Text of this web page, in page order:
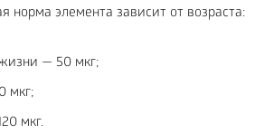
норма элемента зависит от возраста:
— 50 мкг;
мкг;
мкг.